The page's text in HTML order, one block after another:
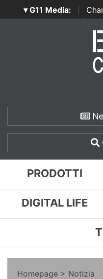
▾ G11 Media:
SecurityOpenLab |
PRODOTTI
DIGITAL LIFE
Homepage > Notizia